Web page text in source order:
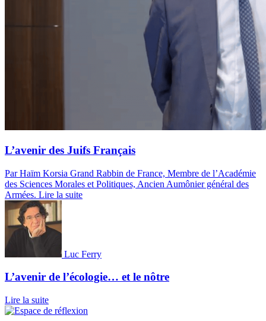
L’avenir des Juifs Français
Par Haïm Korsia Grand Rabbin de France, Membre de l’Académie
des Sciences Morales et Politiques, Ancien Aumônier général des
Armées. Lire la suite
Luc Ferry
L’avenir de l’écologie… et le nôtre
Lire la suite